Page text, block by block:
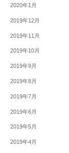
2020年1月
2019年12月
2019年11月
2019年10月
2019年9月
2019年8月
2019年7月
2019年6月
2019年5月
2019年4月